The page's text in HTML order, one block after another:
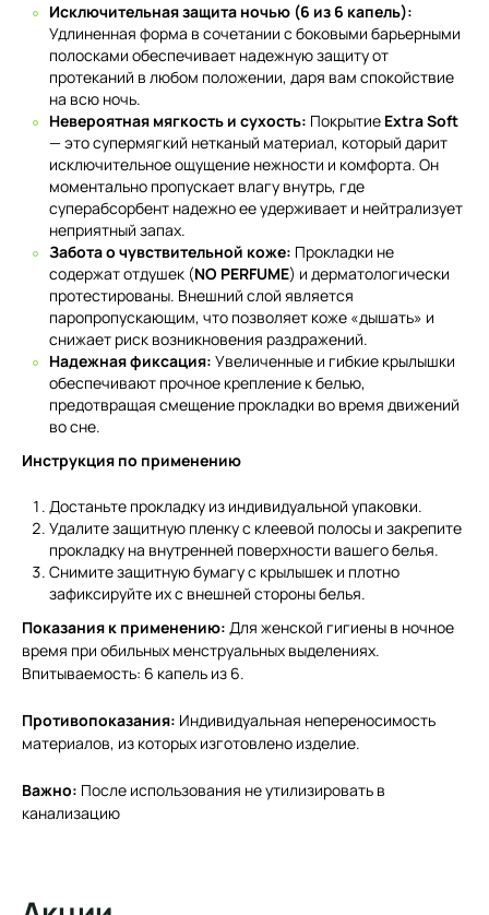
Исключительная защита ночью (6 из 6 капель):
Удлиненная форма в сочетании с боковыми барьерными
полосками обеспечивает надежную защиту от
протеканий в любом положении, даря вам спокойствие
на всю ночь.
Невероятная мягкость и сухость: Покрытие Extra Soft
— это супермягкий нетканый материал, который дарит
исключительное ощущение нежности и комфорта. Он
моментально пропускает влагу внутрь, где
суперабсорбент надежно ее удерживает и нейтрализует
неприятный запах.
Забота о чувствительной коже: Прокладки не
содержат отдушек (NO PERFUME) и дерматологически
протестированы. Внешний слой является
паропропускающим, что позволяет коже «дышать» и
снижает риск возникновения раздражений.
Надежная фиксация: Увеличенные и гибкие крылышки
обеспечивают прочное крепление к белью,
предотвращая смещение прокладки во время движений
во сне.
Инструкция по применению
Достаньте прокладку из индивидуальной упаковки.
Удалите защитную пленку с клеевой полосы и закрепите
прокладку на внутренней поверхности вашего белья.
Снимите защитную бумагу с крылышек и плотно
зафиксируйте их с внешней стороны белья.
Показания к применению: Для женской гигиены в ночное
время при обильных менструальных выделениях.
Впитываемость: 6 капель из 6.
Противопоказания: Индивидуальная непереносимость
материалов, из которых изготовлено изделие.
Важно: После использования не утилизировать в
канализацию